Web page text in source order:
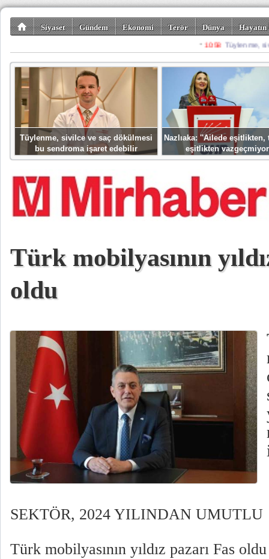
Siyaset Gündem Ekonomi Terör Dünya
Spor Misafir
Tüylenme, sivilce ve saç dökülmesi
bu sendroma işaret edebilir
Nazlıaka: ''Ailede eşitlikten,
eşitlikten
Türk mobilyasının
oldu
SEKTÖR, 2024 YILINDAN UMUTLU
Türk mobilyasının yıldız pazarı Fas oldu